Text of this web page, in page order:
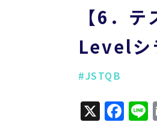
【6．
Levelシ
#JSTQB
X